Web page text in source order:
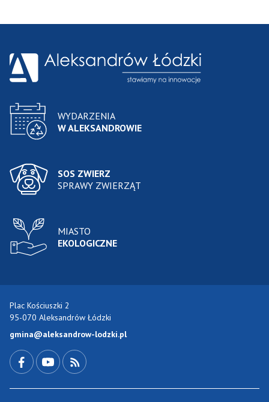
WYDARZENIA
W ALEKSANDROWIE
SOS ZWIERZ
SPRAWY ZWIERZĄT
MIASTO
EKOLOGICZNE
Plac Kościuszki 2
95-070 Aleksandrów Łódzki
gmina@aleksandrow-lodzki.pl